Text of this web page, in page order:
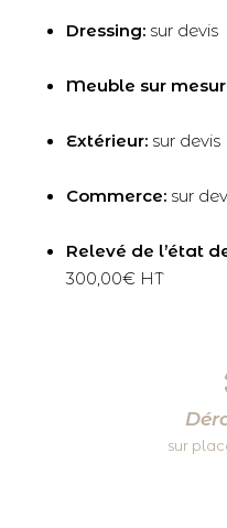
Dressing: sur devis
Meuble sur
Extérieur: sur devis
Commerce: sur
Relevé de l’état
300,00€ HT
sur